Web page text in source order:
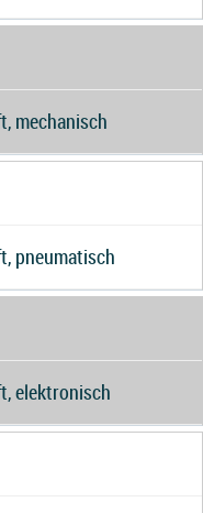
mechanisch
pneumatisch
elektronisch